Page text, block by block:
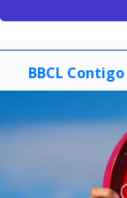
BBCL Contigo